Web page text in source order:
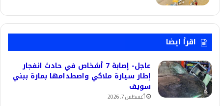
اقرأ ايضا
عاجل- إصابة 7 أشخاص في حادث انفجار
إطار سيارة ملاكي واصطدامها بمارة ببني
سويف
أغسطس 7, 2026